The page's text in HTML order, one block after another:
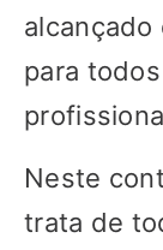
alcançado
para
Neste
trata de